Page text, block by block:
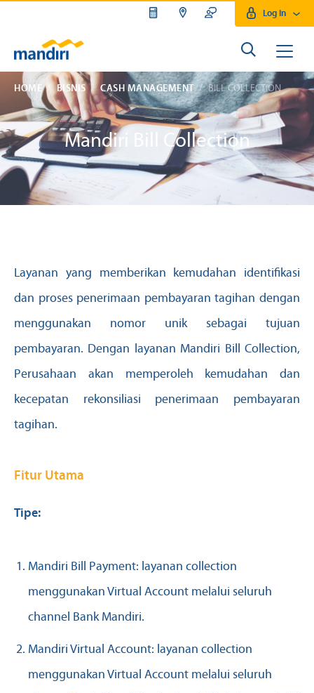
Log In
HOME BISNIS CASH MANAGEMENT BILL COLLECTION
Mandiri Bill Collection
Layanan yang memberikan kemudahan identifikasi
dan proses penerimaan pembayaran tagihan dengan
menggunakan nomor unik sebagai tujuan
pembayaran. Dengan layanan Mandiri Bill Collection,
Perusahaan akan memperoleh kemudahan dan
kecepatan rekonsiliasi penerimaan pembayaran
tagihan.
Fitur Utama
Tipe:
Mandiri Bill Payment: layanan collection
menggunakan Virtual Account melalui seluruh
channel Bank Mandiri.
Mandiri Virtual Account: layanan collection
menggunakan Virtual Account melalui seluruh